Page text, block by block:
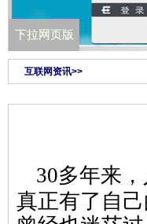
下拉网页版
互联网资讯>>
30多年来
真正有了自